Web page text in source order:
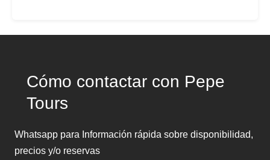
Cómo contactar con Pepe
Tours
Whatsapp para Información rápida sobre disponibilidad,
precios y/o reservas